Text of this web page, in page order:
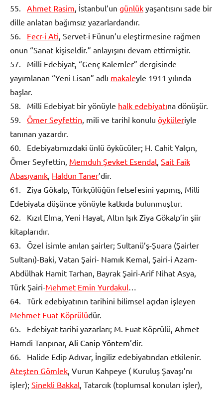
55. Ahmet Rasim, İstanbul’un günlük yaşantısını sade bir
dille anlatan bağımsız yazarlardandır.
56. Fecr-i Ati, Servet-i Fünun’u eleştirmesine rağmen
onun “Sanat kişiseldir.” anlayışını devam ettirmiştir.
57. Milli Edebiyat, “Genç Kalemler” dergisinde
yayımlanan “Yeni Lisan” adlı makaleyle 1911 yılında
başlar.
58. Milli Edebiyat bir yönüyle halk edebiyatına dönüşür.
59. Ömer Seyfettin, mili ve tarihî konulu öyküleriyle
tanınan yazardır.
60. Edebiyatımızdaki ünlü öykücüler; H. Cahit Yalçın,
Ömer Seyfettin, Memduh Şevket Esendal, Sait Faik
Abasıyanık, Haldun Taner’dir.
61. Ziya Gökalp, Türkçülüğün felsefesini yapmış, Milli
Edebiyata düşünce yönüyle katkıda bulunmuştur.
62. Kızıl Elma, Yeni Hayat, Altın Işık Ziya Gökalp’in şiir
kitaplarıdır.
63. Özel isimle anılan şairler; Sultanü’ş-Şuara (Şairler
Sultanı)-Baki, Vatan Şairi- Namık Kemal, Şairi-i Azam-
Abdülhak Hamit Tarhan, Bayrak Şairi-Arif Nihat Asya,
Türk Şairi-Mehmet Emin Yurdakul…
64. Türk edebiyatının tarihini bilimsel açıdan işleyen
Mehmet Fuat Köprülüdür.
65. Edebiyat tarihi yazarları; M. Fuat Köprülü, Ahmet
Hamdi Tanpınar, Ali Canip Yöntem’dir.
66. Halide Edip Adıvar, İngiliz edebiyatından etkilenir.
Ateşten Gömlek, Vurun Kahpeye ( Kuruluş Şavaşı’nı
işler); Sinekli Bakkal, Tatarcık (toplumsal konuları işler),